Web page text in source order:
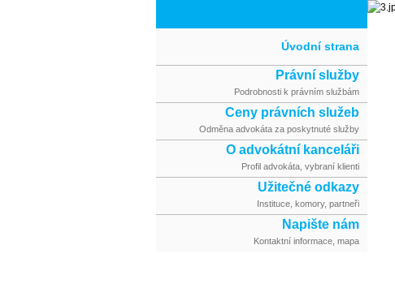
Úvodní strana
Právní služby
Podrobnosti k právním službám
Ceny právních služeb
Odměna advokáta za poskytnuté služby
O advokátní kanceláři
Profil advokáta, vybraní klienti
Užitečné odkazy
Instituce, komory, partneři
Napište nám
Kontaktní informace, mapa